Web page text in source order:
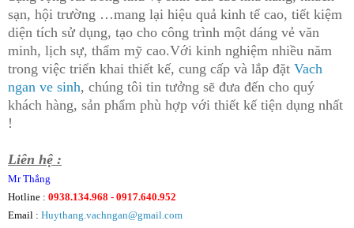
sạn, hội trường …mang lại hiệu quả kinh tế cao, tiết kiệm
diện tích sử dụng, tạo cho công trình một dáng vẻ văn
minh, lịch sự, thẩm mỹ cao.Với kinh nghiệm nhiều năm
trong việc triển khai thiết kế, cung cấp và lắp đặt Vach
ngan ve sinh, chúng tôi tin tưởng sẽ đưa đến cho quý
khách hàng, sản phẩm phù hợp với thiết kế tiện dụng nhất
!
Liên hệ :
Mr Thắng
Hotline : 0938.134.968 - 0917.640.952
Email : Huythang.vachngan@gmail.com